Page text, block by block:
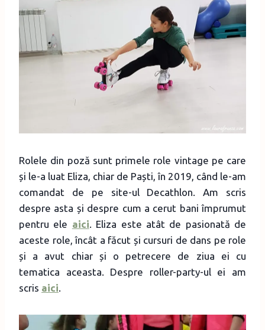
Rolele din poză sunt primele role vintage pe care
și le-a luat Eliza, chiar de Paști, în 2019, când le-am
comandat de pe site-ul Decathlon. Am scris
despre asta și despre cum a cerut bani împrumut
pentru ele aici. Eliza este atât de pasionată de
aceste role, încât a făcut și cursuri de dans pe role
și a avut chiar și o petrecere de ziua ei cu
tematica aceasta. Despre roller-party-ul ei am
scris aici.